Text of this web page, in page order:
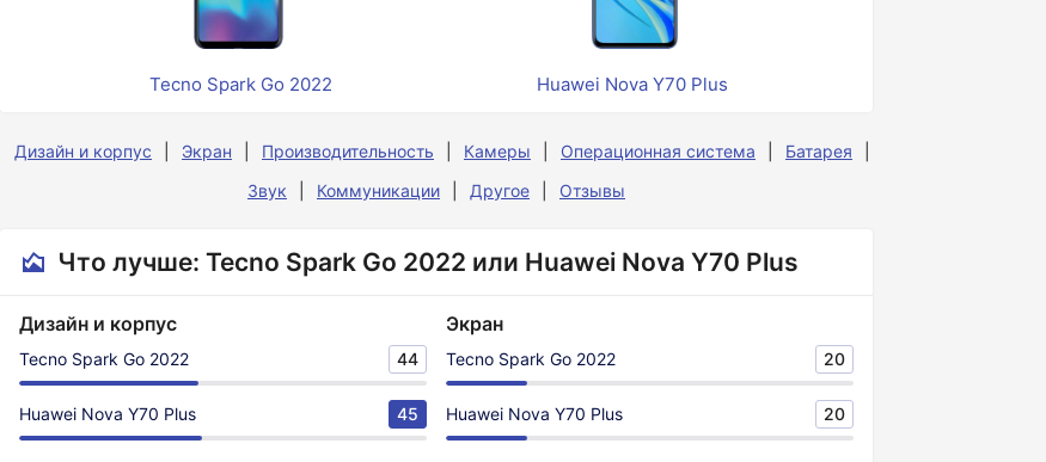
Tecno Spark Go 2022 Huawei Nova Y70 Plus
Дизайн и корпус Экран Производительность Камеры Операционная система
Батарея
Звук
Коммуникации Другое Отзывы
Что лучше: Tecno Spark Go 2022 или Huawei Nova Y70 Plus
Дизайн и корпус
Tecno Spark Go 2022 44
Huawei Nova Y70 Plus 45
Экран
Tecno Spark Go 2022 20
Huawei Nova Y70 Plus 20